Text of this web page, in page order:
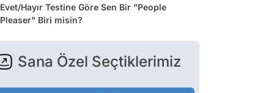
Evet/Hayır Testine Göre Sen Bir "People
Pleaser" Biri misin?
Sana Özel Seçtiklerimiz